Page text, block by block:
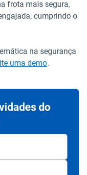
frota mais segura,
cumprindo o
na segurança
uma demo.
do